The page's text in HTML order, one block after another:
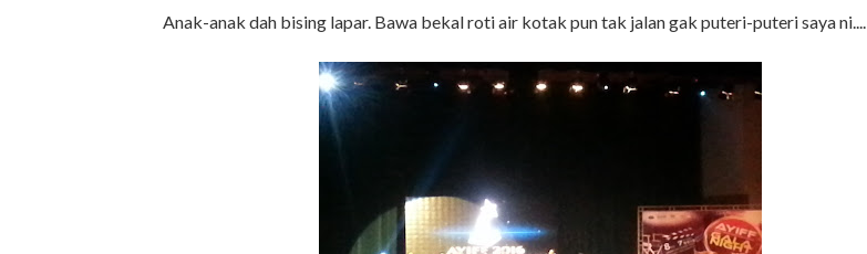
Anak-anak dah bising lapar. Bawa bekal roti air kotak pun tak jalan gak puteri-puteri saya ni....